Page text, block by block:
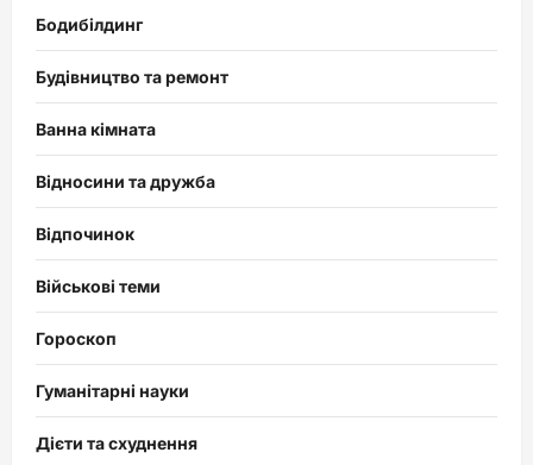
Бодибілдинг
Будівництво та ремонт
Ванна кімната
Відносини та дружба
Відпочинок
Військові теми
Гороскоп
Гуманітарні науки
Дієти та схуднення